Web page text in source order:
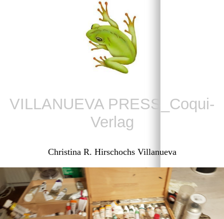
VILLANUEVA PRESS_Coqui-
Verlag
Christina R. Hirschochs Villanueva